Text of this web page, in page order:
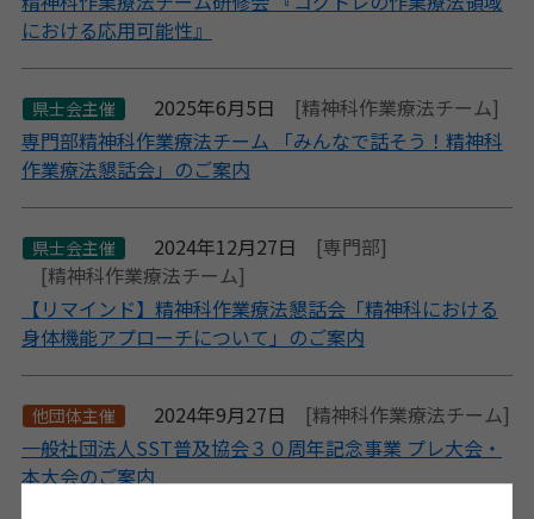
における応用可能性』
県士会主催 2025年6月5日
[精神科作業療法チーム]
専門部精神科作業療法チーム 「みんなで話そう！精神科
作業療法懇話会」のご案内
県士会主催 2024年12月27日
[専門部]
[精神科作業療法チーム]
【リマインド】精神科作業療法懇話会「精神科における
身体機能アプローチについて」のご案内
他団体主催 2024年9月27日
[精神科作業療法チーム]
一般社団法人SST普及協会３０周年記念事業 プレ大会・
本大会のご案内